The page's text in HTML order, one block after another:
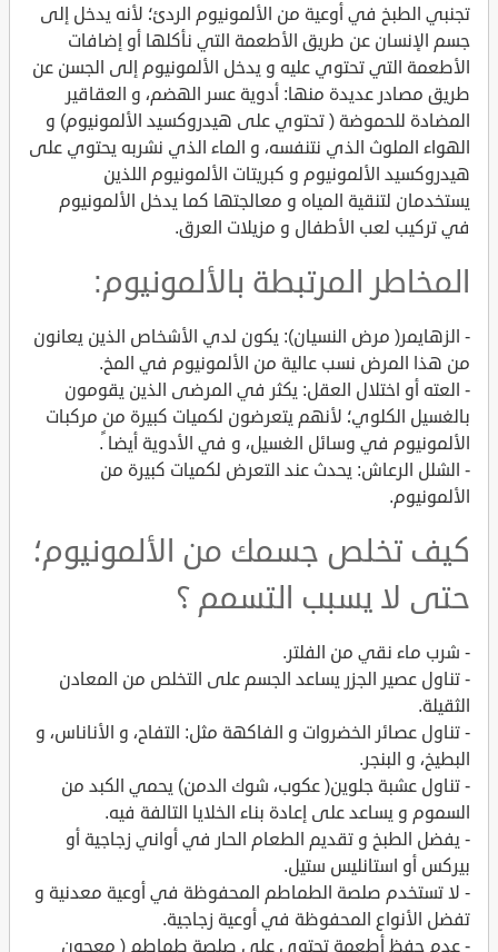
تجنبي الطبخ في أوعية من الألمونيوم الردئ؛ لأنه يدخل إلى
جسم الإنسان عن طريق الأطعمة التي نأكلها أو إضافات
الأطعمة التي تحتوي عليه و يدخل الألمونيوم إلى الجسن عن
طريق مصادر عديدة منها: أدوية عسر الهضم، و العقاقير
المضادة للحموضة ( تحتوي على هيدروكسيد الألمونيوم) و
الهواء الملوث الذي نتنفسه، و الماء الذي نشربه يحتوي على
هيدروكسيد الألمونيوم و كبريتات الألمونيوم اللذين
يستخدمان لتنقية المياه و معالجتها كما يدخل الألمونيوم
في تركيب لعب الأطفال و مزيلات العرق.
المخاطر المرتبطة بالألمونيوم:
- الزهايمر( مرض النسيان): يكون لدي الأشخاص الذين يعانون
من هذا المرض نسب عالية من الألمونيوم في المخ.
- العته أو اختلال العقل: يكثر في المرضى الذين يقومون
بالغسيل الكلوي؛ لأنهم يتعرضون لكميات كبيرة من مركبات
الألمونيوم في وسائل الغسيل، و في الأدوية أيضا ً.
- الشلل الرعاش: يحدث عند التعرض لكميات كبيرة من
الألمونيوم.
كيف تخلص جسمك من الألمونيوم؛
حتى لا يسبب التسمم ؟
- شرب ماء نقي من الفلتر.
- تناول عصير الجزر يساعد الجسم على التخلص من المعادن
الثقيلة.
- تناول عصائر الخضروات و الفاكهة مثل: التفاح، و الأناناس، و
البطيخ، و البنجر.
- تناول عشبة جلوين( عكوب، شوك الدمن) يحمي الكبد من
السموم و يساعد على إعادة بناء الخلايا التالفة فيه.
- يفضل الطبخ و تقديم الطعام الحار في أواني زجاجية أو
بيركس أو استانليس ستيل.
- لا تستخدم صلصة الطماطم المحفوظة في أوعية معدنية و
تفضل الأنواع المحفوظة في أوعية زجاجية.
- عدم حفظ أطعمة تحتوي على صلصة طماطم ( معجون